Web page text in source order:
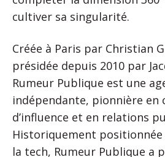
cultiver sa singularité.
Créée à Paris par Christian
présidée depuis 2010 par
Rumeur Publique est une
indépendante, pionnière en
d’influence et en relations
Historiquement
la tech, Rumeur Publique a